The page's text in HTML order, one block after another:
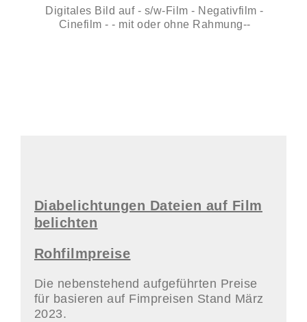
Digitales Bild auf - s/w-Film - Negativfilm -
Cinefilm - - mit oder ohne Rahmung--
Diabelichtungen Dateien auf Film
belichten
Rohfilmpreise
Die nebenstehend aufgeführten Preise
für basieren auf Fimpreisen Stand März
2023.